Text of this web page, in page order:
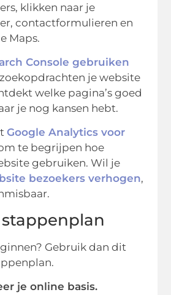
klikken naar je
contactformulieren en
Maps.
Console gebruiken
je website
welke pagina’s goed
je nog kansen hebt.
Google Analytics voor
te begrijpen hoe
gebruiken. Wil je
bezoekers verhogen,
Gebruik dan dit
je online basis.